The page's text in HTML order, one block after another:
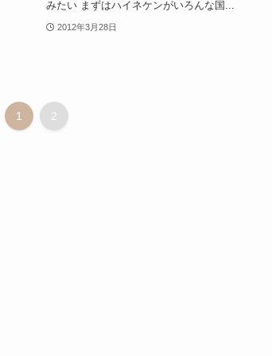
みたい まずはハイネケンがいろんな国...
2012年3月28日
1 2